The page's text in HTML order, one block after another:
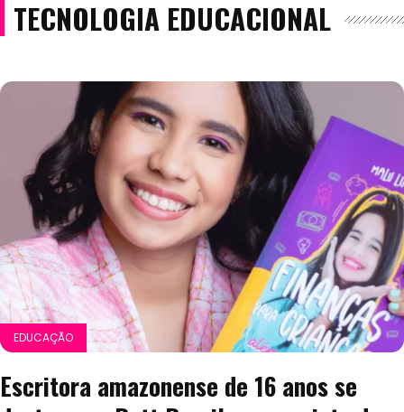
TECNOLOGIA EDUCACIONAL
EDUCAÇÃO
Escritora amazonense de 16 anos se